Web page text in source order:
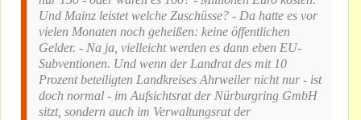
Und Mainz leistet welche Zuschüsse? - Da hatte es vor
vielen Monaten noch geheißen: keine öffentlichen
Gelder. - Na ja, vielleicht werden es dann eben EU-
Subventionen. Und wenn der Landrat des mit 10
Prozent beteiligten Landkreises Ahrweiler nicht nur - ist
doch normal - im Aufsichtsrat der Nürburgring GmbH
sitzt, sondern auch im Verwaltungsrat der